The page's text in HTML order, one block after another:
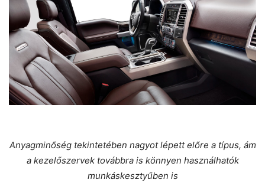
Anyagminőség tekintetében nagyot lépett előre a típus, ám
a kezelőszervek továbbra is könnyen használhatók
munkáskesztyűben is